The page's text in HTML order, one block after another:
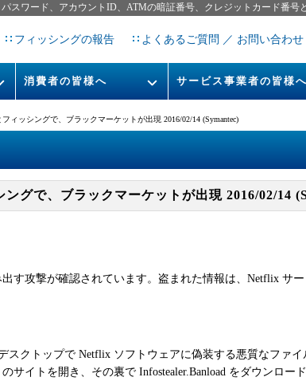
スワード、アカウントID、ATMの暗証番号、クレジットカード番号
フィッシングの報告 よくあるご質問 ／ お問い合わせ
消費者の皆様へ
フィッシングとは
マンガでわかるフィッシング詐
サービス事業者の皆様へ
なりすまし送信メール対策につい
ィッシングで、ブラックマーケットが出現 2016/02/14 (Symantec)
グで、ブラックマーケットが出現 2016/02/14
す攻撃が確認されています。盗まれた情報は、Netflix サ
スクトップで Netflix ソフトウェアに偽装する悪質なファ
イトを開き、その裏で Infostealer.Banload をダウンロー